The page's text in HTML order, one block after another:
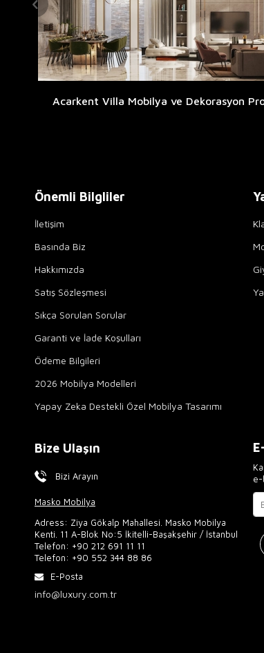
Acarkent Villa Mobilya ve Dekorasyon
Önemli Bilgliler
İletişim
Basında Biz
Hakkımızda
Satış Sözleşmesi
Sıkça Sorulan Sorular
Garanti ve İade Koşulları
Ödeme Bilgileri
2026 Mobilya Modelleri
Yapay Zeka Destekli Özel Mobilya Tasarımı
Bize Ulaşın
Bizi Arayın
Masko Mobilya
Adress: Ziya Gökalp Mahallesi. Masko Mobilya
Kenti. 11 A-Blok No:5 İkitelli-Başakşehir / İstanbul
Telefon: +90 212 691 11 11
Telefon: +90 552 344 88 86
E-Posta
info@luxury.com.tr
e-